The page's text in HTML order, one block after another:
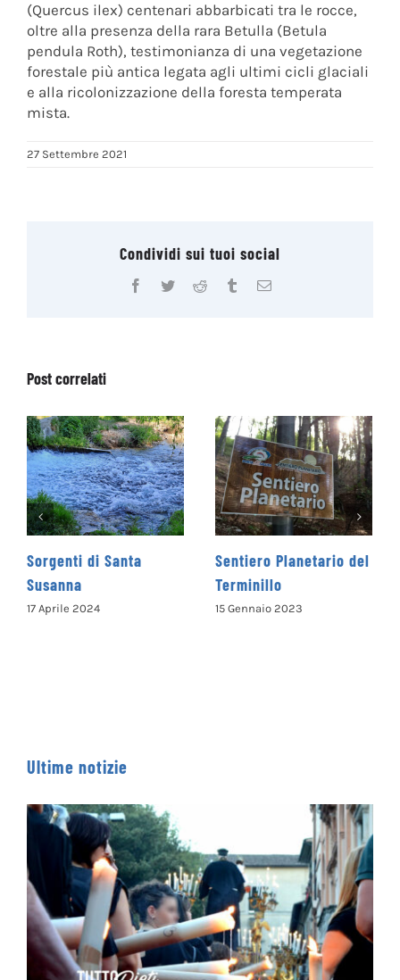
(Quercus ilex) centenari abbarbicati tra le rocce,
oltre alla presenza della rara Betulla (Betula
pendula Roth), testimonianza di una vegetazione
forestale più antica legata agli ultimi cicli glaciali
e alla ricolonizzazione della foresta temperata
mista.
27 Settembre 2021
Condividi sui tuoi social
Facebook
TwitterReddit TumblrEmail
Post correlati
Sentiero Planetario del
Terminillo
15 Gennaio 2023
Rifugio Massimo Rinaldi
al Terminillo
13 Gennaio 2023
Ultime notizie
Processione dei Ceri 2026 – IL PERCORSO